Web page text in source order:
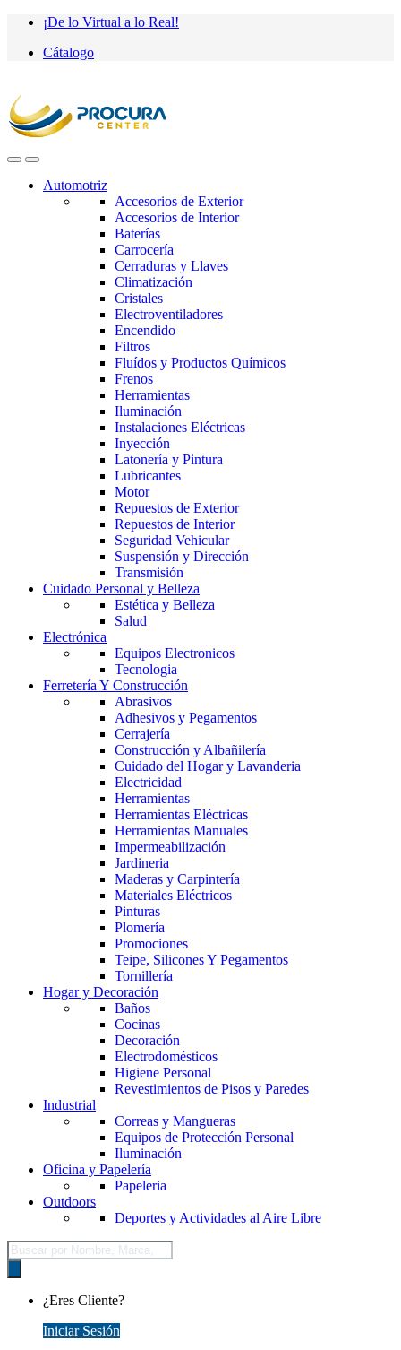
Saltar
navegación
saltar
contenido
¡De lo Virtual a lo Real!
Cátalogo
Automotriz
Accesorios de Exterior
Accesorios de Interior
Baterías
Carrocería
Cerraduras y Llaves
Climatización
Cristales
Electroventiladores
Encendido
Filtros
Fluídos y Productos Químicos
Frenos
Herramientas
Iluminación
Instalaciones Eléctricas
Inyección
Latonería y Pintura
Lubricantes
Motor
Repuestos de Exterior
Repuestos de Interior
Seguridad Vehicular
Suspensión y Dirección
Transmisión
Cuidado Personal y Belleza
Estética y Belleza
Salud
Electrónica
Equipos Electronicos
Tecnologia
Ferretería Y Construcción
Abrasivos
Adhesivos y Pegamentos
Cerrajería
Construcción y Albañilería
Cuidado del Hogar y Lavanderia
Electricidad
Herramientas
Herramientas Eléctricas
Herramientas Manuales
Impermeabilización
Jardineria
Maderas y Carpintería
Materiales Eléctricos
Pinturas
Plomería
Promociones
Teipe, Silicones Y Pegamentos
Tornillería
Hogar y Decoración
Baños
Cocinas
Decoración
Electrodomésticos
Higiene Personal
Revestimientos de Pisos y Paredes
Industrial
Correas y Mangueras
Equipos de Protección Personal
Iluminación
Oficina y Papelería
Papeleria
Outdoors
Deportes y Actividades al Aire Libre
Búsqueda
de
productos
¿Eres Cliente?
Iniciar Sesión